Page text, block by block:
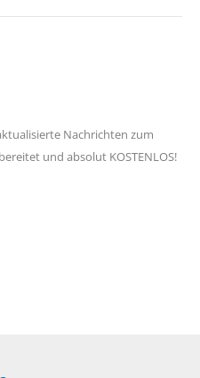
Nachrichten zum
und absolut KOSTENLOS!